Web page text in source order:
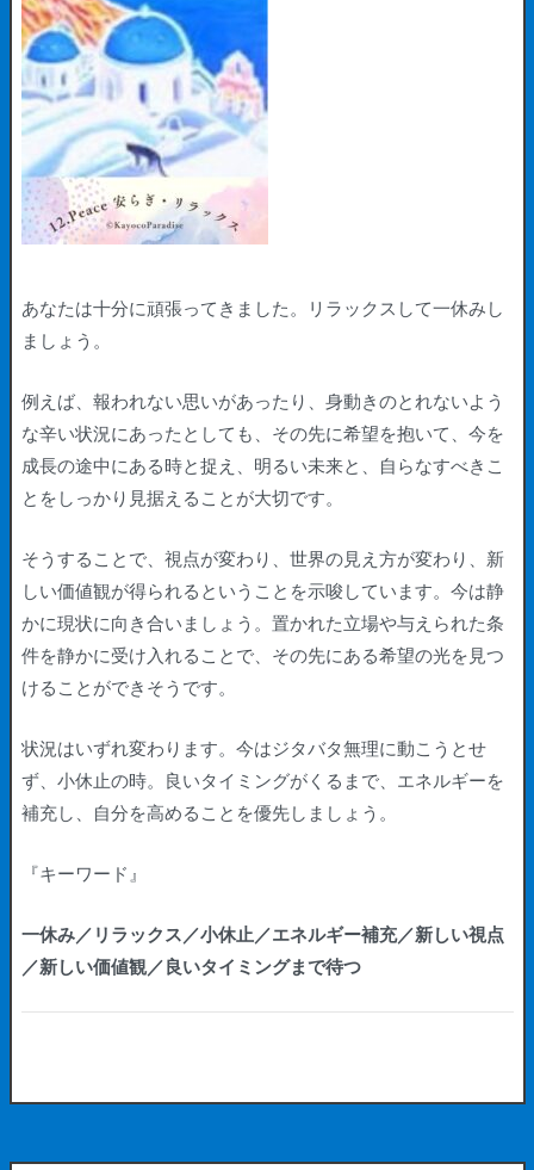
あなたは十分に頑張ってきました。リラックスして一休みし
ましょう。
例えば、報われない思いがあったり、身動きのとれないよう
な辛い状況にあったとしても、その先に希望を抱いて、今を
成長の途中にある時と捉え、明るい未来と、自らなすべきこ
とをしっかり見据えることが大切です。
そうすることで、視点が変わり、世界の見え方が変わり、新
しい価値観が得られるということを示唆しています。今は静
かに現状に向き合いましょう。置かれた立場や与えられた条
件を静かに受け入れることで、その先にある希望の光を見つ
けることができそうです。
状況はいずれ変わります。今はジタバタ無理に動こうとせ
ず、小休止の時。良いタイミングがくるまで、エネルギーを
補充し、自分を高めることを優先しましょう。
『キーワード』
一休み／リラックス／小休止／エネルギー補充／新しい視点
／新しい価値観／良いタイミングまで待つ